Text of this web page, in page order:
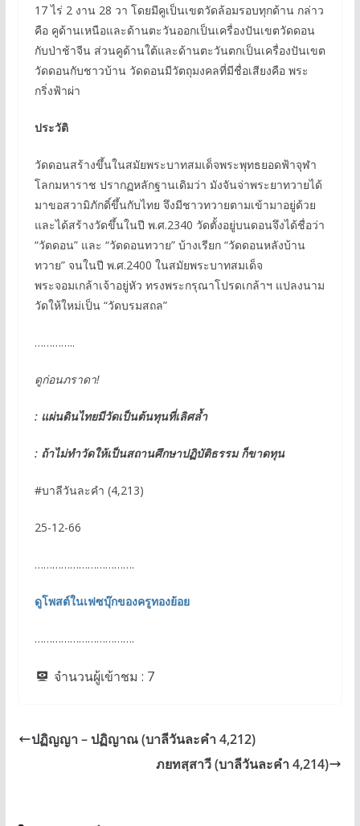
17 ไร่ 2 งาน 28 วา โดยมีคูเป็นเขตวัดล้อมรอบทุกด้าน กล่าว
คือ คูด้านเหนือและด้านตะวันออกเป็นเครื่องปันเขตวัดดอน
กับป่าช้าจีน ส่วนคูด้านใต้และด้านตะวันตกเป็นเครื่องปันเขต
วัดดอนกับชาวบ้าน วัดดอนมีวัตถุมงคลที่มีชื่อเสียงคือ พระ
กริ่งฟ้าผ่า
ประวัติ
วัดดอนสร้างขึ้นในสมัยพระบาทสมเด็จพระพุทธยอดฟ้าจุฬา
โลกมหาราช ปรากฏหลักฐานเดิมว่า มังจันจ่าพระยาทวายได้
มาขอสวามิภักดิ์ขึ้นกับไทย จึงมีชาวทวายตามเข้ามาอยู่ด้วย
และได้สร้างวัดขึ้นในปี พ.ศ.2340 วัดตั้งอยู่บนดอนจึงได้ชื่อว่า
“วัดดอน” และ “วัดดอนทวาย” บ้างเรียก “วัดดอนหลังบ้าน
ทวาย” จนในปี พ.ศ.2400 ในสมัยพระบาทสมเด็จ
พระจอมเกล้าเจ้าอยู่หัว ทรงพระกรุณาโปรดเกล้าฯ แปลงนาม
วัดให้ใหม่เป็น “วัดบรมสถล”
…………..
ดูก่อนภราดา!
: แผ่นดินไทยมีวัดเป็นต้นทุนที่เลิศล้ำ
: ถ้าไม่ทำวัดให้เป็นสถานศึกษาปฏิบัติธรรม ก็ขาดทุน
#บาลีวันละคำ (4,213)
25-12-66
…………………………….
ดูโพสต์ในเฟซบุ๊กของครูทองย้อย
…………………………….
จำนวนผู้เข้าชม : 7
ปฏิญญา – ปฏิญาณ (บาลีวันละคำ 4,212)
ภยทสฺสาวี (บาลีวันละคำ 4,214)